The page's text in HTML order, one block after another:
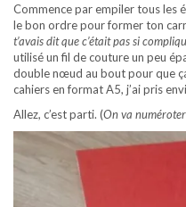
Commence par empiler tous les
le bon ordre pour former ton
t’avais dit que c’était pas si
utilisé un fil de couture un peu
double nœud au bout pour que
cahiers en format A5, j’ai pris
Allez, c’est parti. (On va